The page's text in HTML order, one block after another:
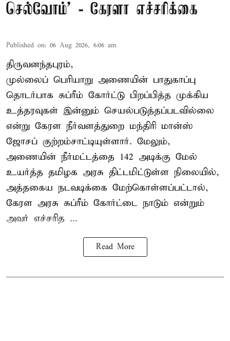
செல்வோம்' - கேரளா எச்சரிக்கை
Published on: 06 Aug 2026, 6:06 am
திருவனந்தபுரம்,
முல்லைப் பெரியாறு அணையின் பாதுகாப்பு
தொடர்பாக சுப்ரீம் கோர்ட்டு பிறப்பித்த முக்கிய
உத்தரவுகள் இன்னும் செயல்படுத்தப்படவில்லை
என்று கேரள நீர்வளத்துறை மந்திரி மான்ஸ்
ஜோசப் குற்றம்சாட்டியுள்ளார். மேலும்,
அணையின் நீர்மட்டத்தை 142 அடிக்கு மேல்
உயர்த்த தமிழக அரசு திட்டமிட்டுள்ள நிலையில்,
அத்தகைய நடவடிக்கை மேற்கொள்ளப்பட்டால்,
கேரள அரசு சுப்ரீம் கோர்ட்டை நாடும் என்றும்
அவர் எச்சரித ...
Read More